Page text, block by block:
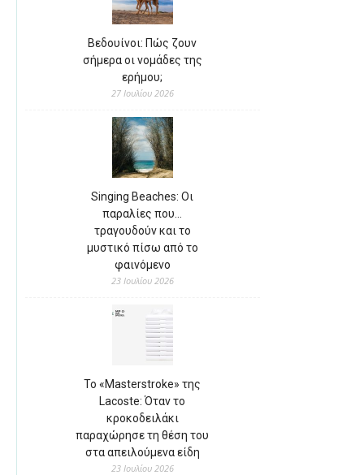
Βεδουίνοι: Πώς ζουν
σήμερα οι νομάδες της
ερήμου;
27 Ιουλίου 2026
Singing Beaches: Οι
παραλίες που…
τραγουδούν και το
μυστικό πίσω από το
φαινόμενο
23 Ιουλίου 2026
Το «Masterstroke» της
Lacoste: Όταν το
κροκοδειλάκι
παραχώρησε τη θέση του
στα απειλούμενα είδη
23 Ιουλίου 2026